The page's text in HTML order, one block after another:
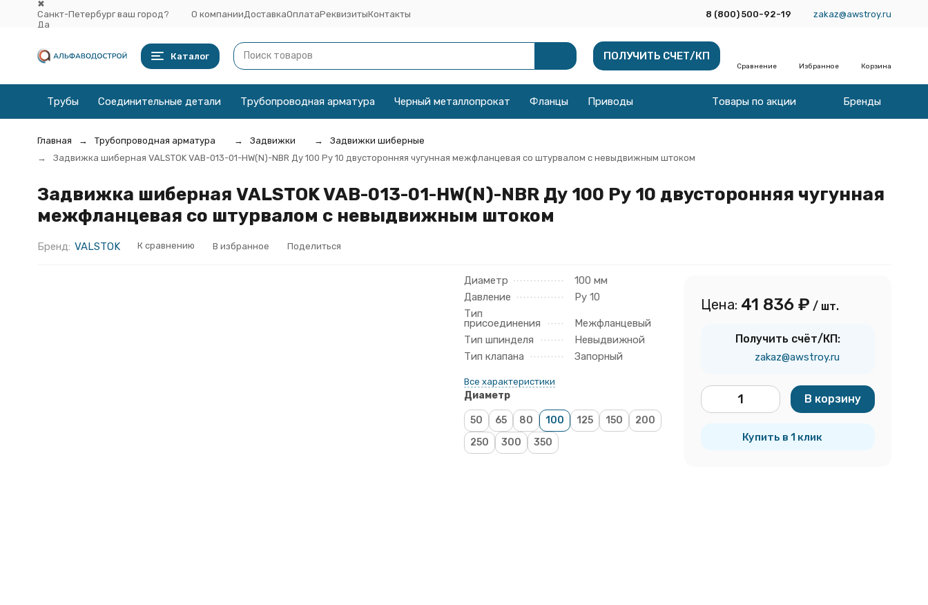
✖
Санкт-Петербург ваш город?
Да
О компании ДоставкаОплатаРеквизитыКонтакты 8 (800) 500-92-19 zakaz@awstroy.ru
Каталог ПОЛУЧИТЬ СЧЕТ/КП
Сравнение Избранное Корзина
Трубы Соединительные детали Трубопроводная арматура Черный металлопрокат Фланцы Приводы Товары по акции Бренды
Главная Трубопроводная арматура Задвижки
Задвижки шиберные
Задвижка шиберная VALSTOK VAB-013-01-HW(N)-NBR Ду 100 Ру 10 двусторонняя чугунная межфланцевая со штурвалом с невыдвижным штоком
Задвижка шиберная VALSTOK VAB-013-01-HW(N)-NBR Ду 100 Ру 10 двусторонняя чугунная
межфланцевая со штурвалом с невыдвижным штоком
Бренд: VALSTOK К сравнению В избранное Поделиться
Диаметр
100 мм
Давление
Ру 10
Тип
присоединения
Межфланцевый
Тип шпинделя
Невыдвижной
Тип клапана
Запорный
Все характеристики
Диаметр
50 65 80 100 125 150
200
250
300 350
Цена: 41 836 ₽ / шт.
Получить счёт/КП:
zakaz@awstroy.ru
В корзину
Купить в 1 клик